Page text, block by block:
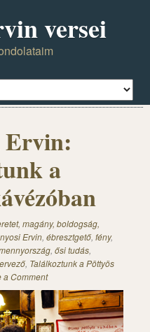
versei
Ervin:
a
magány, boldogság,
Ervin, ébresztgető, fény,
, ősi tudás,
, Találkoztunk a Pöttyös
a Comment